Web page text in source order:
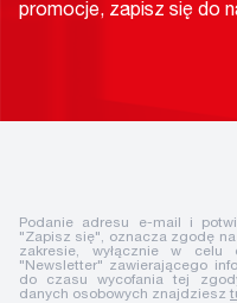
promocje, zapisz się do
Podanie adresu e-mail i
"Zapisz się", oznacza zgodę
zakresie, wyłącznie w celu
"Newsletter" zawierającego
do czasu wycofania tej
danych osobowych znajdziesz